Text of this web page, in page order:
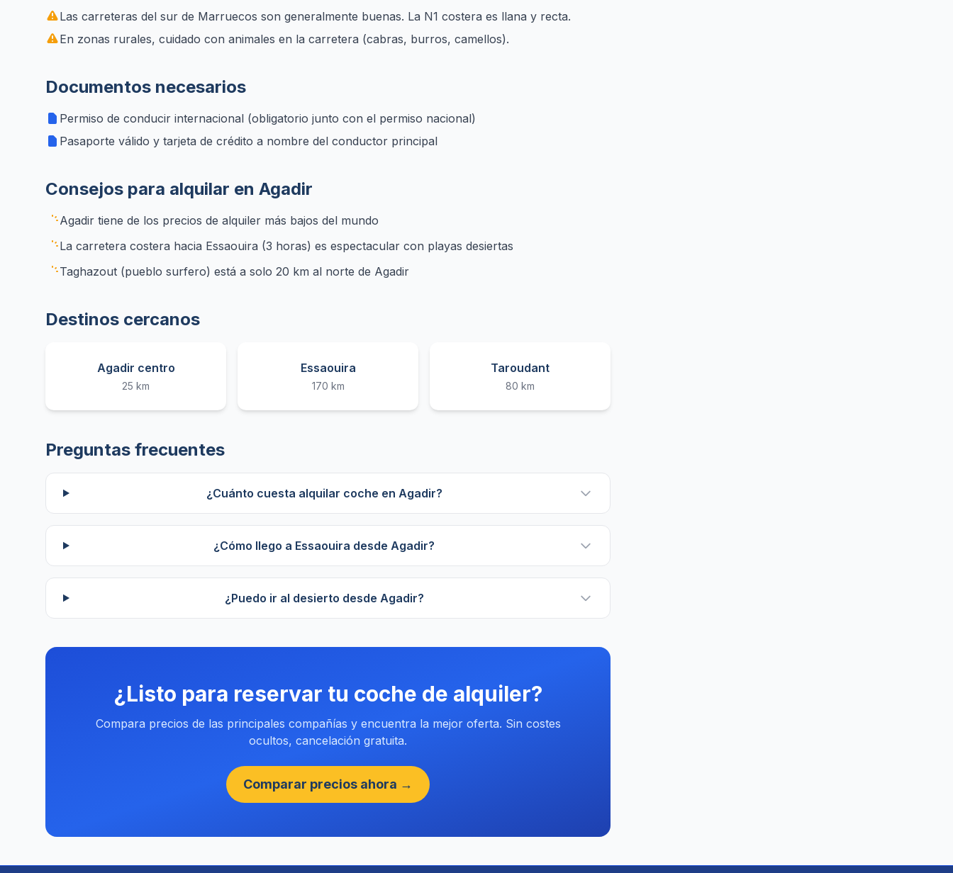
Las carreteras del sur de Marruecos son generalmente buenas. La N1 costera es llana y recta.
En zonas rurales, cuidado con animales en la carretera (cabras, burros, camellos).
Documentos necesarios
Permiso de conducir internacional (obligatorio junto con el permiso nacional)
Pasaporte válido y tarjeta de crédito a nombre del conductor principal
Consejos para alquilar en Agadir
Agadir tiene de los precios de alquiler más bajos del mundo
La carretera costera hacia Essaouira (3 horas) es espectacular con playas desiertas
Taghazout (pueblo surfero) está a solo 20 km al norte de Agadir
Destinos cercanos
Agadir centro
25 km
Essaouira
170 km
Taroudant
80 km
Preguntas frecuentes
¿Cuánto cuesta alquilar coche en Agadir?
¿Cómo llego a Essaouira desde Agadir?
¿Puedo ir al desierto desde Agadir?
¿Listo para reservar tu coche de alquiler?
Compara precios de las principales compañías y encuentra la mejor oferta. Sin costes
ocultos, cancelación gratuita.
Comparar precios ahora →